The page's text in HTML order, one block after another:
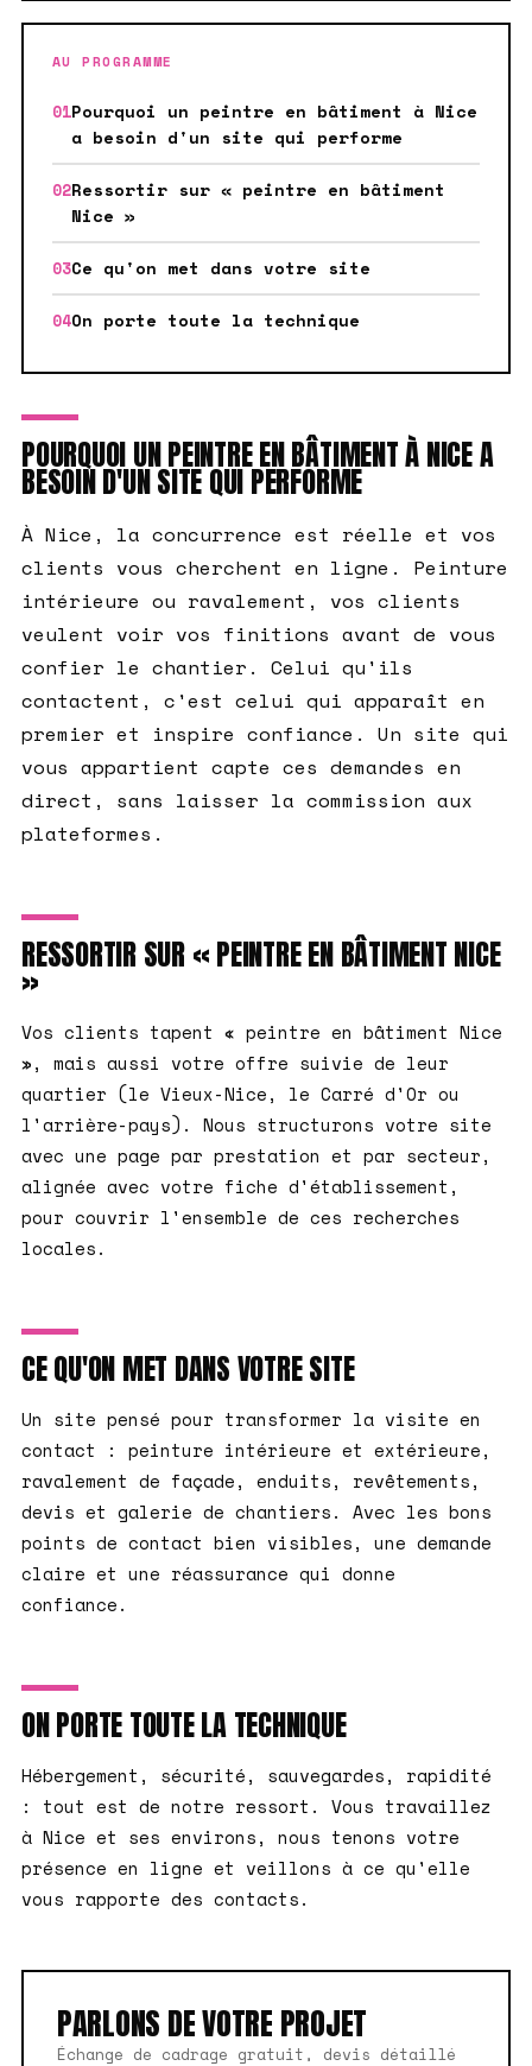
AU PROGRAMME
Pourquoi un peintre en bâtiment à Nice
a besoin d'un site qui performe
Ressortir sur « peintre en bâtiment
Nice »
Ce qu'on met dans votre site
On porte toute la technique
POURQUOI UN PEINTRE EN BÂTIMENT À NICE A
BESOIN D'UN SITE QUI PERFORME
À Nice, la concurrence est réelle et vos
clients vous cherchent en ligne. Peinture
intérieure ou ravalement, vos clients
veulent voir vos finitions avant de vous
confier le chantier. Celui qu'ils
contactent, c'est celui qui apparaît en
premier et inspire confiance. Un site qui
vous appartient capte ces demandes en
direct, sans laisser la commission aux
plateformes.
RESSORTIR SUR « PEINTRE EN BÂTIMENT NICE
»
Vos clients tapent « peintre en bâtiment Nice
», mais aussi votre offre suivie de leur
quartier (le Vieux-Nice, le Carré d'Or ou
l'arrière-pays). Nous structurons votre site
avec une page par prestation et par secteur,
alignée avec votre fiche d'établissement,
pour couvrir l'ensemble de ces recherches
locales.
CE QU'ON MET DANS VOTRE SITE
Un site pensé pour transformer la visite en
contact : peinture intérieure et extérieure,
ravalement de façade, enduits, revêtements,
devis et galerie de chantiers. Avec les bons
points de contact bien visibles, une demande
claire et une réassurance qui donne
confiance.
ON PORTE TOUTE LA TECHNIQUE
Hébergement, sécurité, sauvegardes, rapidité
: tout est de notre ressort. Vous travaillez
à Nice et ses environs, nous tenons votre
présence en ligne et veillons à ce qu'elle
vous rapporte des contacts.
PARLONS DE VOTRE PROJET
Échange de cadrage gratuit, devis détaillé